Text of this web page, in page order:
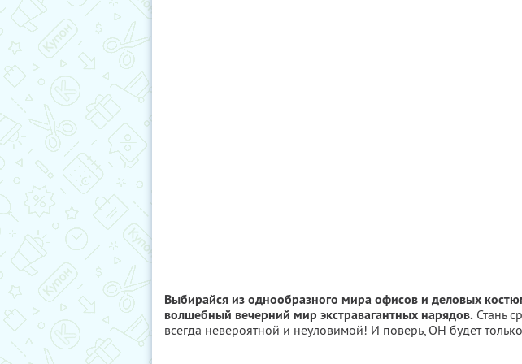
Выбирайся из однообразного мира офисов и деловых
волшебный вечерний мир экстравагантных нарядов. Стань
всегда невероятной и неуловимой! И поверь, ОН будет